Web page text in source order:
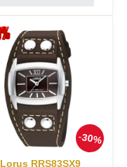
30%
Lorus RRS83SX9